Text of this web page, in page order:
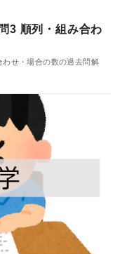
3 順列・組み合わ
せ・場合の数の過去問解